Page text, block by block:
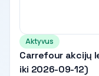
Aktyvus
Carrefour akcijų
iki 2026-09-12)